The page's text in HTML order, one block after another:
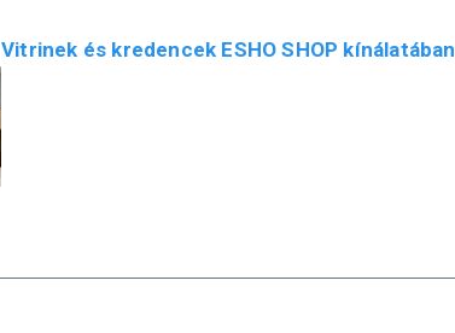
Vitrinek és kredencek ESHO SHOP kínálatában